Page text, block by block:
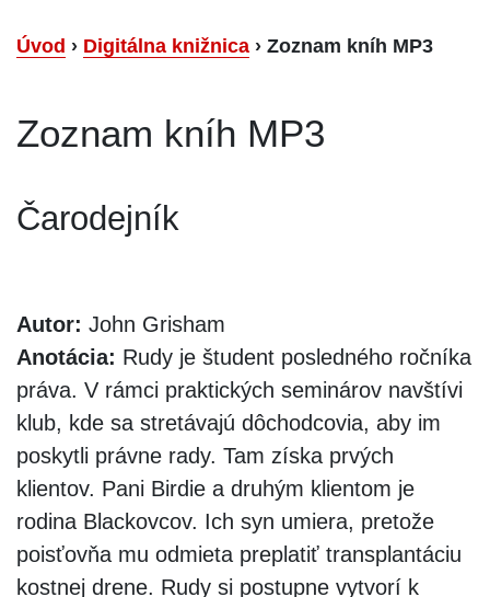
Úvod › Digitálna knižnica › Zoznam kníh MP3
Zoznam kníh MP3
Čarodejník
Autor: John Grisham
Anotácia: Rudy je študent posledného ročníka
práva. V rámci praktických seminárov navštívi
klub, kde sa stretávajú dôchodcovia, aby im
poskytli právne rady. Tam získa prvých
klientov. Pani Birdie a druhým klientom je
rodina Blackovcov. Ich syn umiera, pretože
poisťovňa mu odmieta preplatiť transplantáciu
kostnej drene. Rudy si postupne vytvorí k